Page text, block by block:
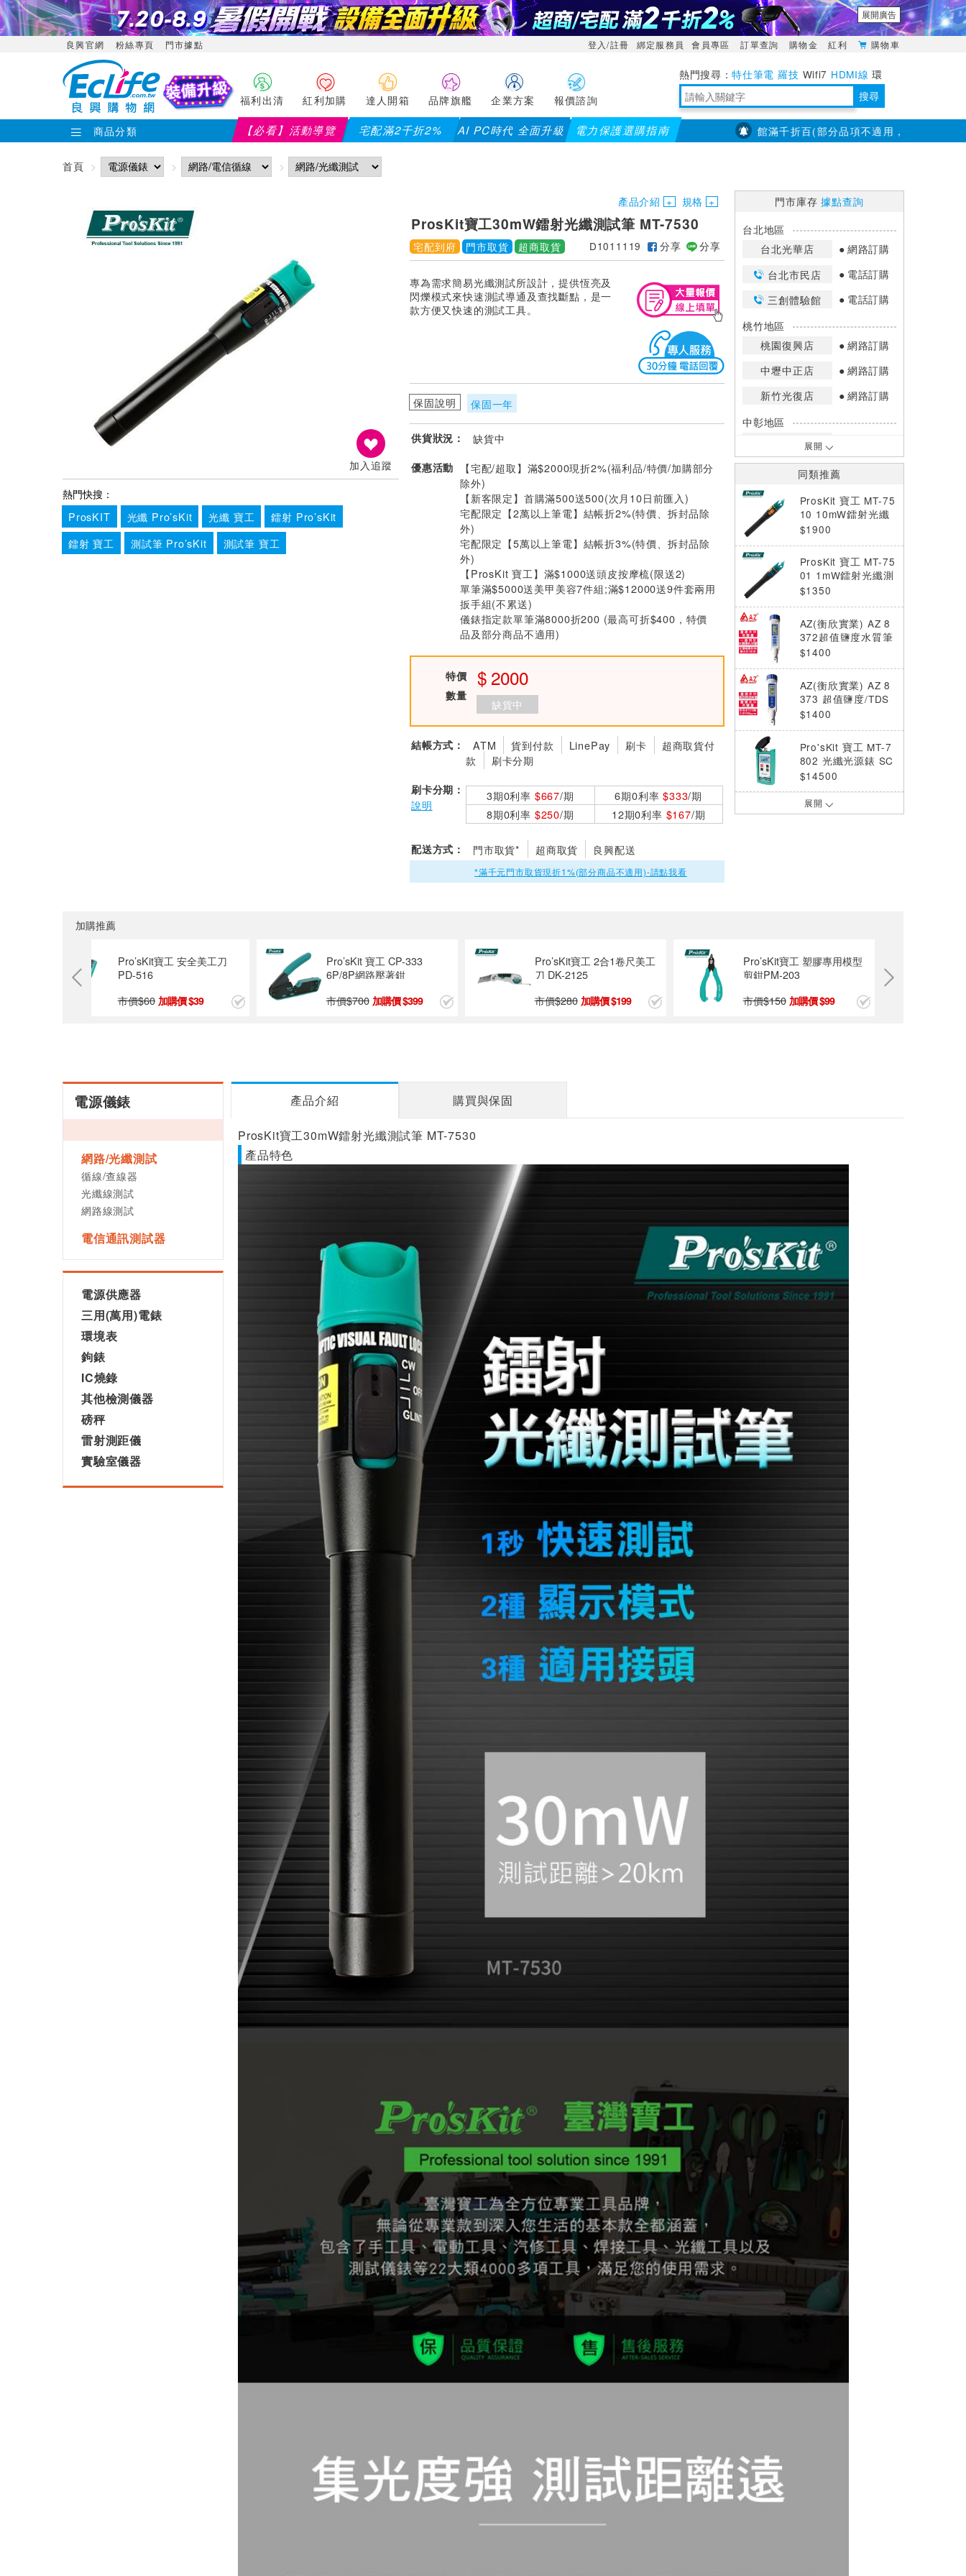
展開廣告
良興官網 粉絲專頁 門市據點 登入/註冊 綁定服務員 會員專區 訂單查詢 購物金 紅利 購物車
福利出清 紅利加購 達人開箱 品牌旗艦 企業方案 報價諮詢
特仕筆電 羅技 Wifi7 HDMI線 環
境量測 明緯POWER 搜尋
商品分類 【必看】活動導覽 宅配滿2千折2% AI PC時代 全面升級 電力保護選購指南【PX大通】全館滿千折百(部分品項不適用，滿2千折200...)
首頁
加入追蹤
熱門快搜：
ProsKIT
光纖 Pro’sKit 光纖 寶工
鐳射 Pro’sKit
鐳射 寶工
測試筆 Pro’sKit 測試筆 寶工
產品介紹 規格
ProsKit寶工30mW鐳射光纖測試筆 MT-7530
宅配到府 門市取貨 超商取貨 D1011119 分享 分享
專為需求簡易光纖測試所設計，提供恆亮及
閃爍模式來快速測試導通及查找斷點，是一
款方便又快速的測試工具。
保固說明 保固一年
供貨狀況： 缺貨中
優惠活動
【宅配/超取】滿$2000現折2%(福利品/特價/加購部分
除外)
【新客限定】首購滿500送500(次月10日前匯入)
宅配限定【2萬以上筆電】結帳折2%(特價、拆封品除
外)
宅配限定【5萬以上筆電】結帳折3%(特價、拆封品除
外)
【ProsKit 寶工】滿$1000送頭皮按摩梳(限送2)
單筆滿$5000送美甲美容7件組;滿$12000送9件套兩用
扳手組(不累送)
儀錶指定款單筆滿8000折200 (最高可折$400，特價
品及部分商品不適用)
特價 2000
數量
缺貨中
結帳方式： ATM 貨到付款 LinePay 刷卡
超商取貨付
款
刷卡分期
刷卡分期：
說明
3期0利率 $667/期 6期0利率$333/期
8期0利率 $250/期 12期0利率 $167/期
配送方式： 門市取貨* 超商取貨 良興配送
*滿千元門市取貨現折1%(部分商品不適用)-請點我看
門市庫存據點查詢
台北地區
台北光華店
網路訂購
台北市民店
電話訂購
三創體驗館
電話訂購
桃竹地區
桃園復興店
網路訂購
中壢中正店
網路訂購
新竹光復店
網路訂購
中彰地區
台中英才店
嘉南地區
高雄中華店
高雄鳳山店
網路訂購
*庫存數量：網路訂購(0)、少量庫存
(1~2)、現貨充足(3以上)。
*門市庫存以店內實際數量為準，可使
用專人服務或撥打門市電話洽詢。
展開
同類推薦
ProsKit 寶工 MT-75
10 10mW鐳射光纖
測試筆
$1900
ProsKit 寶工 MT-75
01 1mW鐳射光纖測
試筆
$1350
AZ(衡欣實業) AZ 8
372超值鹽度水質筆
$1400
AZ(衡欣實業) AZ 8
373 超值鹽度/TDS
水質筆
$1400
Pro'sKit 寶工 MT-7
802 光纖光源錶 SC
介面 波長850/1300
$14500
Pro’sKit 寶工 迷你
T-7625
$2800
ProsKit 寶工 MT-76
03 儲存型光纖光功
展開
加購推薦
Pro’sKit寶工 安全美工刀
PD-516
市價$60 39
Pro’sKit 寶工 CP-333
6P/8P網路壓著鉗
市價$700 399
Pro’sKit寶工 2合1卷尺美工
刀 DK-2125
市價$280 199
Pro’sKit寶工 塑膠專用模型
剪鉗PM-203
市價$150 99
電源儀錶
網路/光纖測試
循線/查線器
光纖線測試
網路線測試
電信通訊測試器
電源供應器
三用(萬用)電錶
環境表
鉤錶
IC燒錄
其他檢測儀器
磅秤
雷射測距儀
實驗室儀器
產品介紹 購買與保固
ProsKit寶工30mW鐳射光纖測試筆 MT-7530
產品特色